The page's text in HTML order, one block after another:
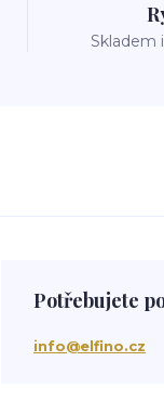
Skladem
Potřebujete
info@elfino.cz